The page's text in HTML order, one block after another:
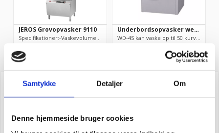
Samtykke Detaljer Om
Denne hjemmeside bruger cookies
JEROS Grovopvasker 9110
82.900,00
Underbordsopvasker wexiodisk WD4S
WD-4S kan vaske op til 50 kurve i timen. Dette svarer til 1.00...